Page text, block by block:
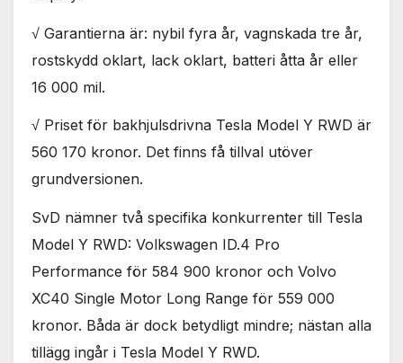
√ Garantierna är: nybil fyra år, vagnskada tre år,
rostskydd oklart, lack oklart, batteri åtta år eller
16 000 mil.
√ Priset för bakhjulsdrivna Tesla Model Y RWD är
560 170 kronor. Det finns få tillval utöver
grundversionen.
SvD nämner två specifika konkurrenter till Tesla
Model Y RWD: Volkswagen ID.4 Pro
Performance för 584 900 kronor och Volvo
XC40 Single Motor Long Range för 559 000
kronor. Båda är dock betydligt mindre; nästan alla
tillägg ingår i Tesla Model Y RWD.
funktionalitet
uppbyggnad,
hemsidan
Genom att dela
med dig av dina
beteende när du
surfar ökar du
chansen att få se
personligt
anpassat innehåll